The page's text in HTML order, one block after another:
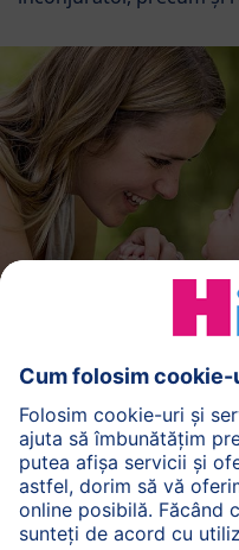
Mai mult
ecologică